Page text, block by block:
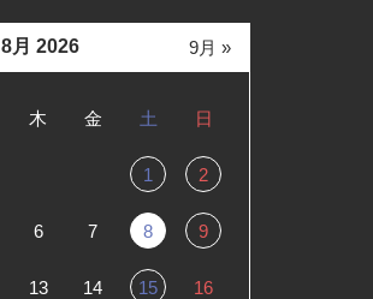
8月 2026
木 金 土 日
1 2
6 7 8 9
13 14 15 16
9月 »